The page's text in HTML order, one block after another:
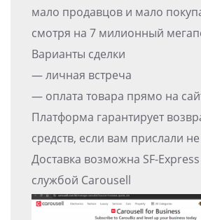
мало продавцов и мало
смотря на 7 милионный
Варианты сделки
— личная встреча
— оплата товара прямо на
Платформа гарантирует
средств, если вам прислали не
Доставка возможна SF-
службой Carousell